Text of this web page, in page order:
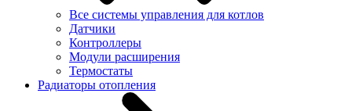
Все системы управления для котлов
Датчики
Контроллеры
Модули расширения
Термостаты
Радиаторы отопления